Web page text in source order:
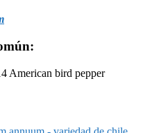
American bird pepper